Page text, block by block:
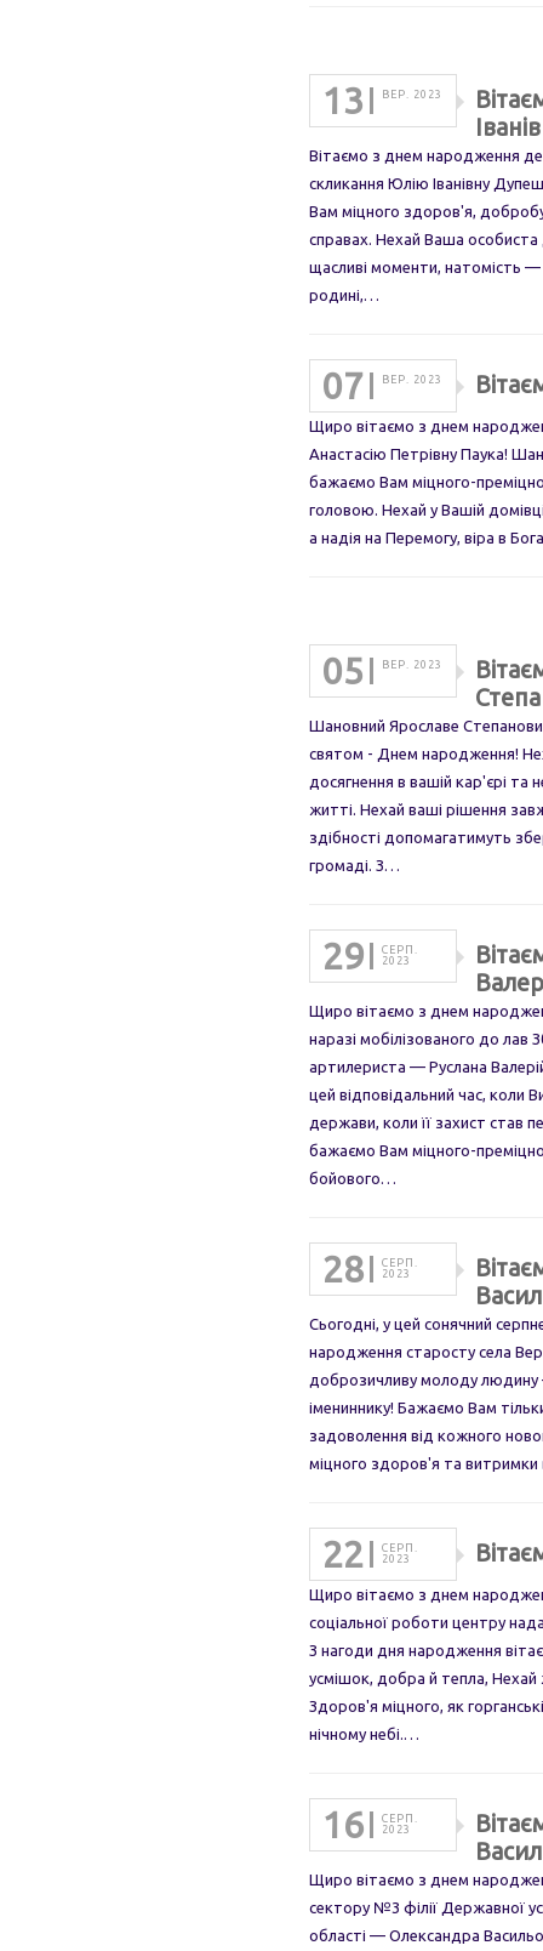
13 ВЕР. 2023
Вітаємо з днем народження
скликання Юлію Іванівну
Вам міцного здоров'я,
справах. Нехай Ваша
щасливі моменти, натомість —
родині,…
07 ВЕР. 2023
Щиро вітаємо з днем
Анастасію Петрівну Паука!
бажаємо Вам міцного-
головою. Нехай у Вашій домівці
а надія на Перемогу, віра в
05 ВЕР. 2023
Шановний Ярославе
святом - Днем народження!
досягнення в вашій кар'єрі та
житті. Нехай ваші рішення
здібності допомагатимуть
громаді. З…
29
СЕРП.
2023
Щиро вітаємо з днем
наразі мобілізованого до лав
артилериста — Руслана
цей відповідальний час, коли
держави, коли її захист став
бажаємо Вам міцного-
бойового…
28
СЕРП.
2023
Сьогодні, у цей сонячний
народження старосту села
доброзичливу молоду
імениннику! Бажаємо Вам
задоволення від кожного
міцного здоров'я та
22
СЕРП.
2023
Щиро вітаємо з днем
соціальної роботи центру
З нагоди дня народження
усмішок, добра й тепла, Нехай
Здоров'я міцного, як
нічному небі.…
16
СЕРП.
2023
Щиро вітаємо з днем
сектору №3 філії Державної
області — Олександра